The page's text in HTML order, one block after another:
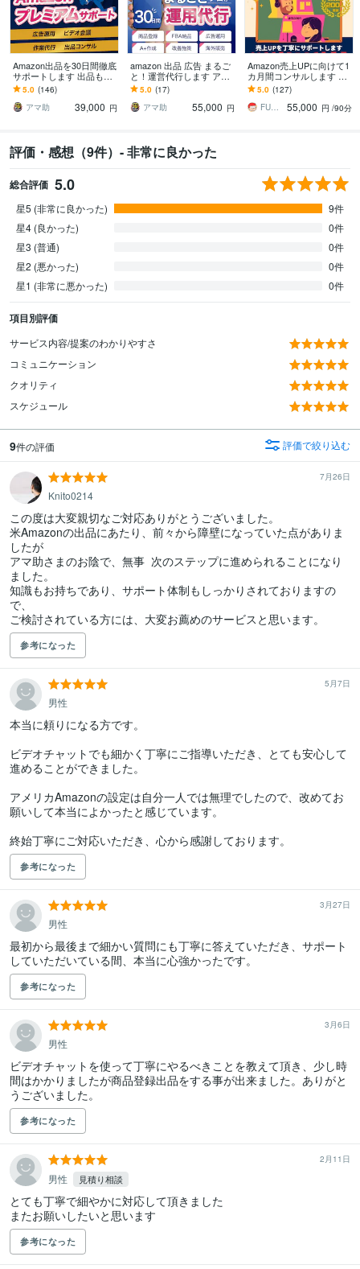
Amazon出品を30日間徹底
サポートします 出品も広
告運用もコンサルも全て
対応！プレミアムサポー
ト
5.0 (146)
アマ助
39,000 円
amazon 出品 広告 まるご
と！運営代行します アマ
ゾン販売はプロにお任
せ！14年以上×1200社超の
専門力
5.0 (17)
アマ助
55,000 円
Amazon売上UPに向けて1
カ月間コンサルします マ
ンツーマンで丁寧にサポ
ート/物販/初心者〜中級者
向け/
5.0 (127)
FUNS【年商10億円超え物販コンサル】
55,000 円 /90分
評価・感想（9件）- 非常に良かった
総合評価 5.0
星5 (非常に良かった)
9件
星4 (良かった)
0件
星3 (普通)
0件
星2 (悪かった)
0件
星1 (非常に悪かった)
0件
項目別評価
サービス内容/提案のわかりやすさ
コミュニケーション
クオリティ
スケジュール
9件の評価 評価で絞り込む
7月26日
Knito0214
この度は大変親切なご対応ありがとうございました。
米Amazonの出品にあたり、前々から障壁になっていた点がありま
したが
アマ助さまのお陰で、無事  次のステップに進められることになり
ました。
知識もお持ちであり、サポート体制もしっかりされておりますの
で、
ご検討されている方には、大変お薦めのサービスと思います。
参考になった
5月7日
男性
本当に頼りになる方です。
ビデオチャットでも細かく丁寧にご指導いただき、とても安心して
進めることができました。
アメリカAmazonの設定は自分一人では無理でしたので、改めてお
願いして本当によかったと感じています。
終始丁寧にご対応いただき、心から感謝しております。
参考になった
3月27日
男性
最初から最後まで細かい質問にも丁寧に答えていただき、サポート
していただいている間、本当に心強かったです。
参考になった
3月6日
男性
ビデオチャットを使って丁寧にやるべきことを教えて頂き、少し時
間はかかりましたが商品登録出品をする事が出来ました。ありがと
うございました。
参考になった
2月11日
男性 見積り相談
とても丁寧で細やかに対応して頂きました
参考になった